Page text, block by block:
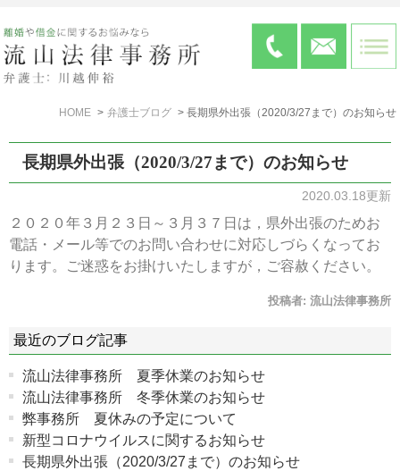
HOME 弁護士ブログ 長期県外出張（2020/3/27まで）のお知らせ
長期県外出張（2020/3/27まで）のお知らせ
2020.03.18更新
２０２０年３月２３日～３月３７日は，県外出張のためお
電話・メール等でのお問い合わせに対応しづらくなってお
ります。ご迷惑をお掛けいたしますが，ご容赦ください。
投稿者: 流山法律事務所
最近のブログ記事
流山法律事務所 夏季休業のお知らせ
流山法律事務所 冬季休業のお知らせ
弊事務所 夏休みの予定について
新型コロナウイルスに関するお知らせ
長期県外出張（2020/3/27まで）のお知らせ